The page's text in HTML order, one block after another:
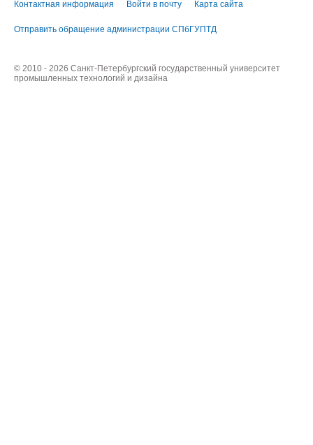
Контактная информация Войти в почту Карта сайта
Отправить обращение администрации СПбГУПТД
© 2010 - 2026 Санкт-Петербургский государственный университет
промышленных технологий и дизайна